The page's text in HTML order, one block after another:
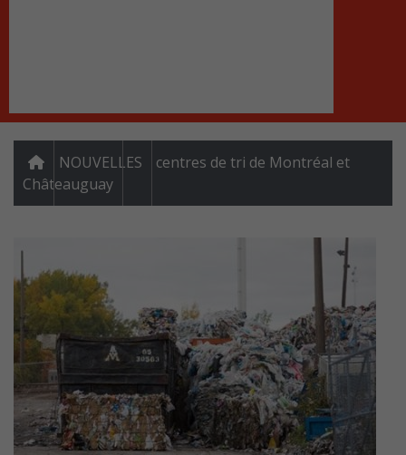
NOUVELLES
centres de tri de Montréal et
Châteauguay